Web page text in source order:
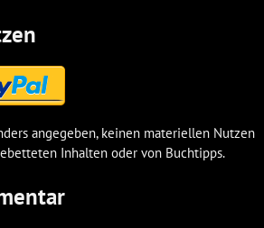
angegeben, keinen materiellen Nutzen
Inhalten oder von Buchtipps.